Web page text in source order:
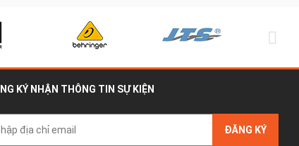
KÝ NHẬN THÔNG TIN SỰ KIỆN